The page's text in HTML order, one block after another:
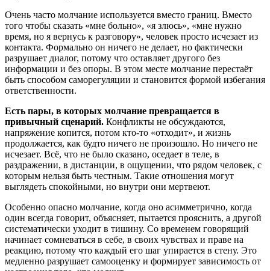
Очень часто молчание используется вместо границ. Вместо
того чтобы сказать «мне больно», «я злюсь», «мне нужно
время, но я вернусь к разговору», человек просто исчезает из
контакта. Формально он ничего не делает, но фактически
разрушает диалог, потому что оставляет другого без
информации и без опоры. В этом месте молчание перестаёт
быть способом саморегуляции и становится формой избегания
ответственности.
Есть пары, в которых молчание превращается в
привычный сценарий. Конфликты не обсуждаются,
напряжение копится, потом кто-то «отходит», и жизнь
продолжается, как будто ничего не произошло. Но ничего не
исчезает. Всё, что не было сказано, оседает в теле, в
раздражении, в дистанции, в ощущении, что рядом человек, с
которым нельзя быть честным. Такие отношения могут
выглядеть спокойными, но внутри они мертвеют.
Особенно опасно молчание, когда оно асимметрично, когда
один всегда говорит, объясняет, пытается прояснить, а другой
систематически уходит в тишину. Со временем говорящий
начинает сомневаться в себе, в своих чувствах и праве на
реакцию, потому что каждый его шаг упирается в стену. Это
медленно разрушает самооценку и формирует зависимость от